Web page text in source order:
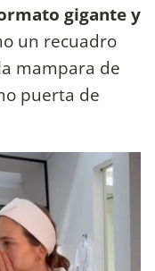
gigante y
un recuadro
mampara de
puerta de